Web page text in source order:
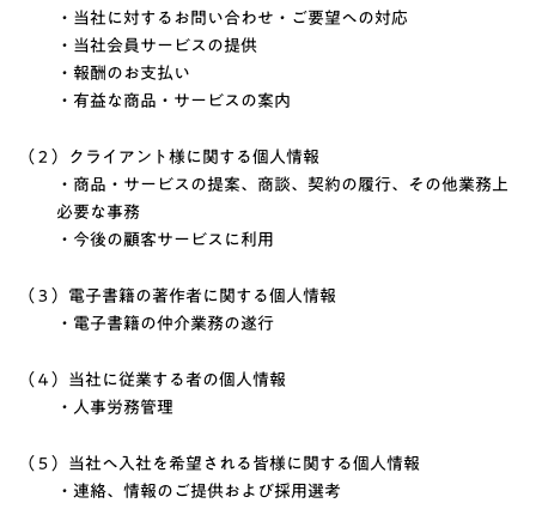
・当社に対するお問い合わせ・ご要望への対応
・当社会員サービスの提供
・報酬のお支払い
・有益な商品・サービスの案内
（２）クライアント様に関する個人情報
・商品・サービスの提案、商談、契約の履行、その他業務上
必要な事務
・今後の顧客サービスに利用
（３）電子書籍の著作者に関する個人情報
・電子書籍の仲介業務の遂行
（４）当社に従業する者の個人情報
・人事労務管理
（５）当社へ入社を希望される皆様に関する個人情報
・連絡、情報のご提供および採用選考